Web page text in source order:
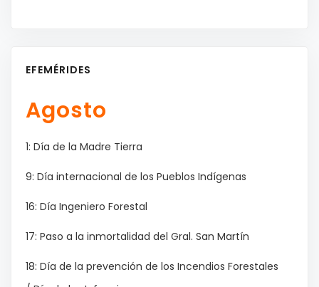
EFEMÉRIDES
Agosto
1: Día de la Madre Tierra
9: Día internacional de los Pueblos Indígenas
16: Día Ingeniero Forestal
17: Paso a la inmortalidad del Gral. San Martín
18: Día de la prevención de los Incendios Forestales